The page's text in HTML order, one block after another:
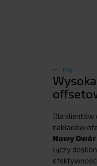
FAQ
Dla klientów
nakładów
Nowy
łączy